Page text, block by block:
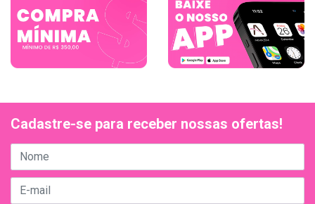
Cadastre-se para receber nossas ofertas!